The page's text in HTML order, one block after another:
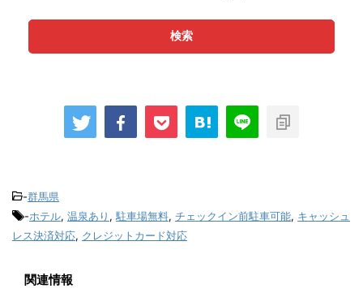
検索
-群馬県
-ホテル, 温泉あり , 駐車場無料, チェックイン前駐車可能, キャッシュ
レス決済対応, クレジットカード対応
関連情報